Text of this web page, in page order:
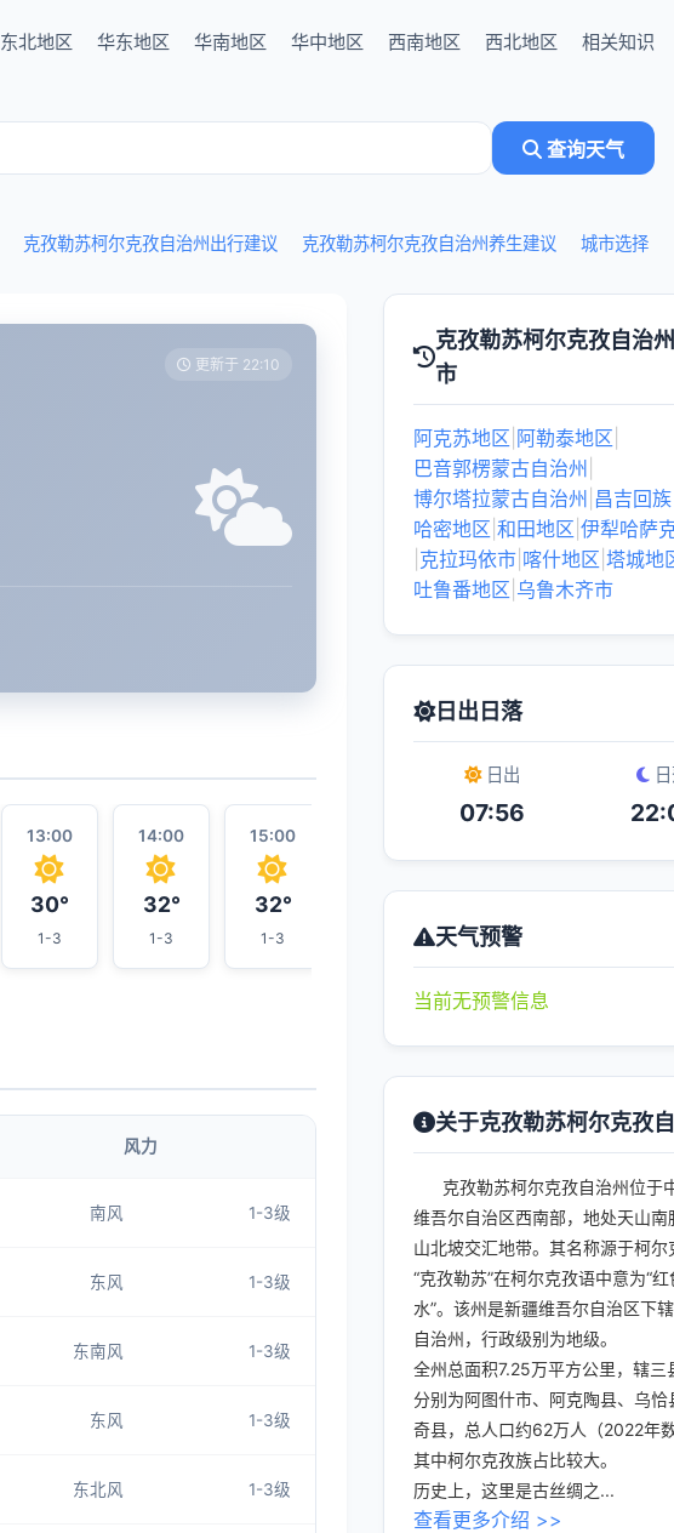
东北地区 华东地区 华南地区 华中地区 西南地区 西北地区 相关知识
查询天气
克孜勒苏柯尔克孜自治州出行建议 克孜勒苏柯尔克孜自治州养生建议 城市选择
更新于 22:10
13:00
30°
1-3
14:00
32°
1-3
15:00
32°
1-3
32°
1-3
风力
南风 1-3级
东风 1-3级
东南风 1-3级
东风 1-3级
东北风 1-3级
克孜勒苏柯尔克孜自治
市
阿克苏地区 阿勒泰地区
巴音郭楞蒙古自治州
博尔塔拉蒙古自治州 昌吉回
哈密地区 和田地区 伊犁哈萨
克拉玛依市 喀什地区 塔城地
吐鲁番地区 乌鲁木齐市
日出日落
日出
07:56
日
天气预警
当前无预警信息
关于克孜勒苏柯尔克孜
克孜勒苏柯尔克孜自治州位于
维吾尔自治区西南部，地处天山南
山北坡交汇地带。其名称源于柯尔
“克孜勒苏”在柯尔克孜语中意为“
水”。该州是新疆维吾尔自治区下
自治州，行政级别为地级。
全州总面积7.25万平方公里，辖三
分别为阿图什市、阿克陶县、乌恰
奇县，总人口约62万人（2022年
其中柯尔克孜族占比较大。
历史上，这里是古丝绸之...
查看更多介绍 >>